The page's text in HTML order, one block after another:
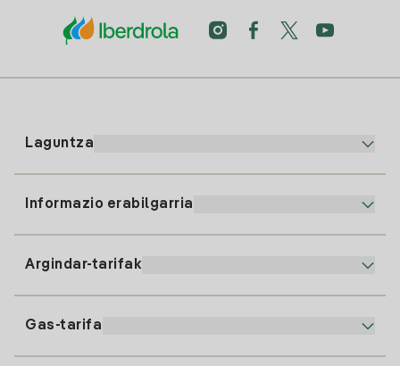
Laguntza
91 919 52 73
clientes@tuiberdrola.es
Informazio erabilgarria
Argindar-tarifak
Gas-tarifa